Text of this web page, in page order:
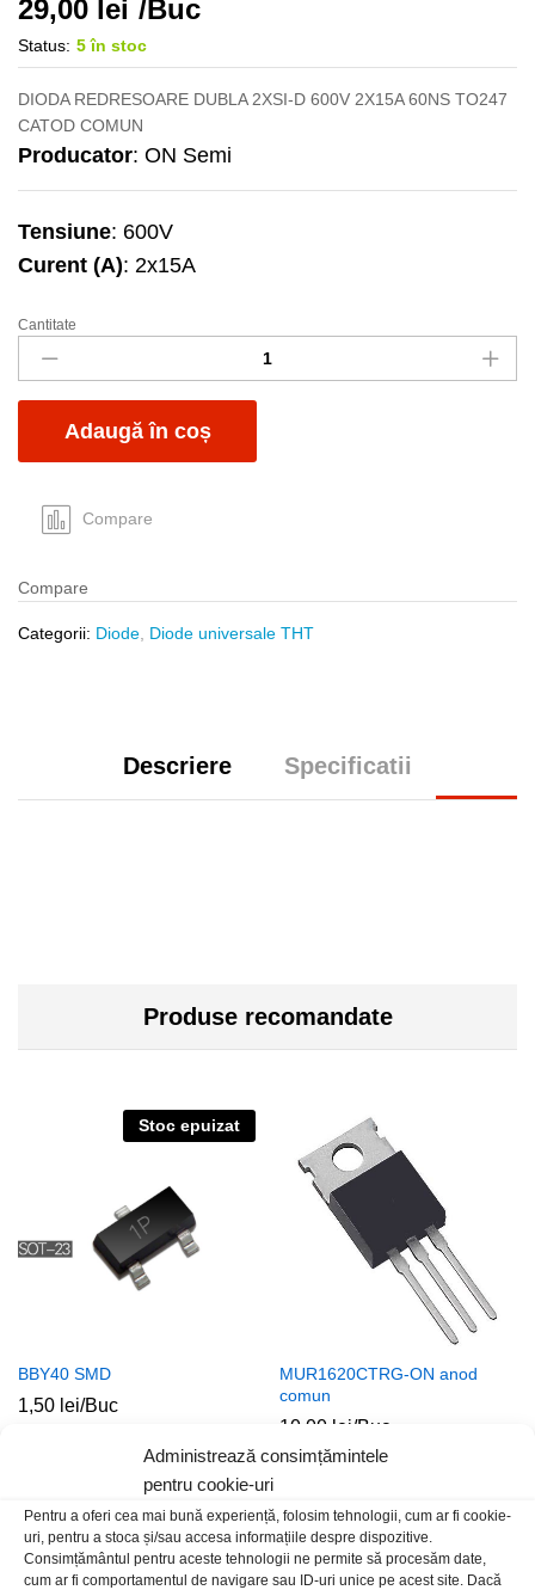
Administrează consimțămintele
pentru cookie-uri
Pentru a oferi cea mai bună experiență, folosim tehnologii, cum ar fi cookie-
uri, pentru a stoca și/sau accesa informațiile despre dispozitive.
Consimțământul pentru aceste tehnologii ne permite să procesăm date,
cum ar fi comportamentul de navigare sau ID-uri unice pe acest site. Dacă
29,00 lei /Buc
Status: 5 în stoc
DIODA REDRESOARE DUBLA 2XSI-D 600V 2X15A 60NS TO247
CATOD COMUN
Producator: ON Semi
Tensiune: 600V
Curent (A): 2x15A
MUR3060WTG-
CC
quantity
Cantitate
Adaugă în coș
Compare
Compare
Categorii: Diode Diode universale THT
Descriere Specificatii
Produse recomandate
Stoc epuizat
BBY40 SMD
1,50 lei/Buc
MUR1620CTRG-ON anod
comun
10,00 lei/Buc
Stoc epuizat